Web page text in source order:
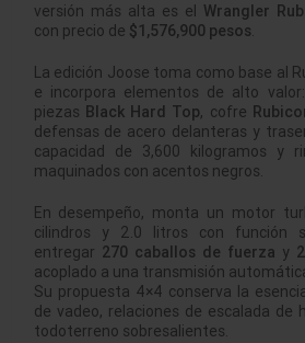
versión más alta es el Wrangler
con precio de $1,576,900 pesos.
La edición Joose toma como base al
e incorpora elementos de alto
piezas Black Hard Top, cofre
defensas de acero delanteras y
capacidad de 3,600 kilogramos y
maquinados con acentos negros.
En desempeño, monta un motor
cilindros y 2.0 litros con función
entregar 270 caballos de fuerza y
acoplado a una transmisión
Su propuesta 4×4 conserva la
de vadeo, relaciones de escalada de
todoterreno sobresalientes.